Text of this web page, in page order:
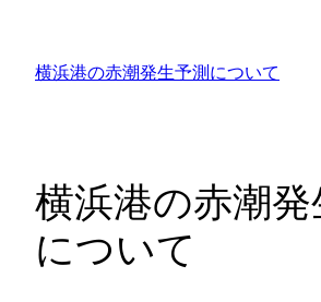
横浜港の赤潮発生予測について
横浜港の赤潮発
について